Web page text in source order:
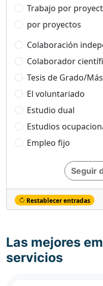
Trabajo por
por proyectos
Colaboración
Colaborador
Tesis de Grado/
El voluntariado
Estudio dual
Estudios
Empleo fijo
Seguir
Restablecer entradas
Las mejores
servicios